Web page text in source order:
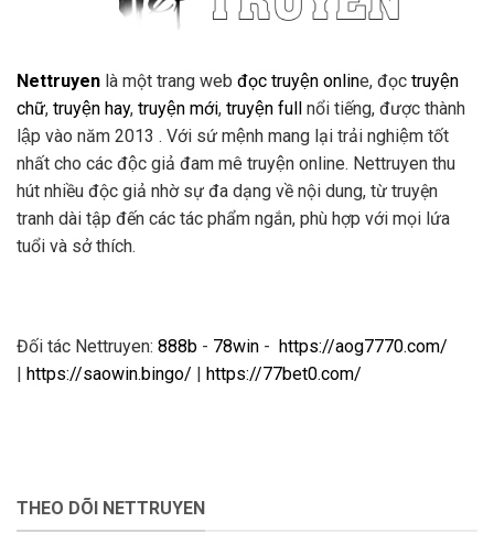
Nettruyen là một trang web đọc truyện online, đọc truyện
chữ, truyện hay, truyện mới, truyện full nổi tiếng, được thành
lập vào năm 2013 . Với sứ mệnh mang lại trải nghiệm tốt
nhất cho các độc giả đam mê truyện online. Nettruyen thu
hút nhiều độc giả nhờ sự đa dạng về nội dung, từ truyện
tranh dài tập đến các tác phẩm ngắn, phù hợp với mọi lứa
tuổi và sở thích.
Đối tác Nettruyen: 888b - 78win - https://aog7770.com/
| https://saowin.bingo/ | https://77bet0.com/
THEO DÕI NETTRUYEN